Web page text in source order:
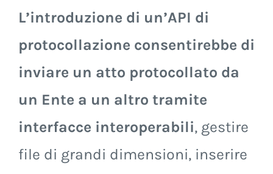
L’introduzione di un’API di
protocollazione consentirebbe di
inviare un atto protocollato da
un Ente a un altro tramite
interfacce interoperabili, gestire
file di grandi dimensioni, inserire